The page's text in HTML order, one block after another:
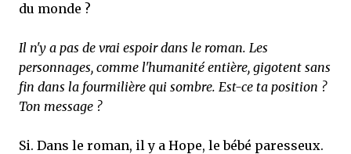
du monde ?
Il n'y a pas de vrai espoir dans le roman. Les
personnages, comme l'humanité entière, gigotent sans
fin dans la fourmilière qui sombre. Est-ce ta position ?
Ton message ?
Si. Dans le roman, il y a Hope, le bébé paresseux.